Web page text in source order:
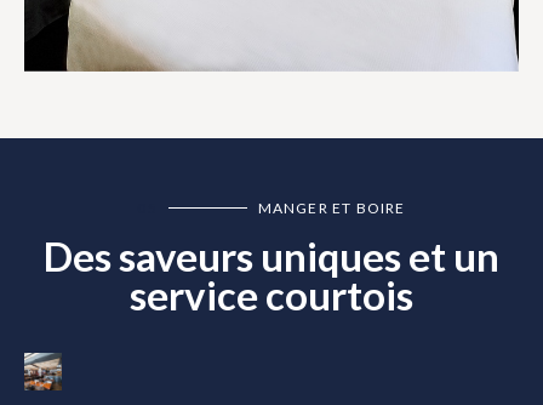
MANGER ET BOIRE
Des saveurs uniques et un
service courtois